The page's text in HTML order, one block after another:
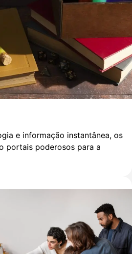
e informação instantânea, os
portais poderosos para a